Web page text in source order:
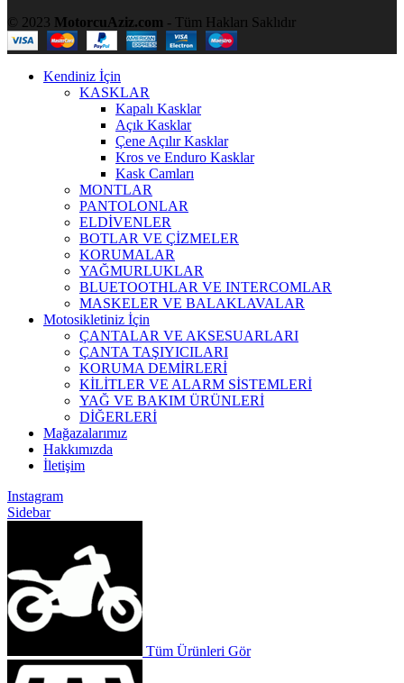
© 2023 MotorcuAziz.com - Tüm Hakları Saklıdır
Kendiniz İçin
KASKLAR
Kapalı Kasklar
Açık Kasklar
Çene Açılır Kasklar
Kros ve Enduro Kasklar
Kask Camları
MONTLAR
PANTOLONLAR
ELDİVENLER
BOTLAR VE ÇİZMELER
KORUMALAR
YAĞMURLUKLAR
BLUETOOTHLAR VE INTERCOMLAR
MASKELER VE BALAKLAVALAR
Motosikletiniz İçin
ÇANTALAR VE AKSESUARLARI
ÇANTA TAŞIYICILARI
KORUMA DEMİRLERİ
KİLİTLER VE ALARM SİSTEMLERİ
YAĞ VE BAKIM ÜRÜNLERİ
DİĞERLERİ
Mağazalarımız
Hakkımızda
İletişim
Instagram
Sidebar
Tüm Ürünleri Gör